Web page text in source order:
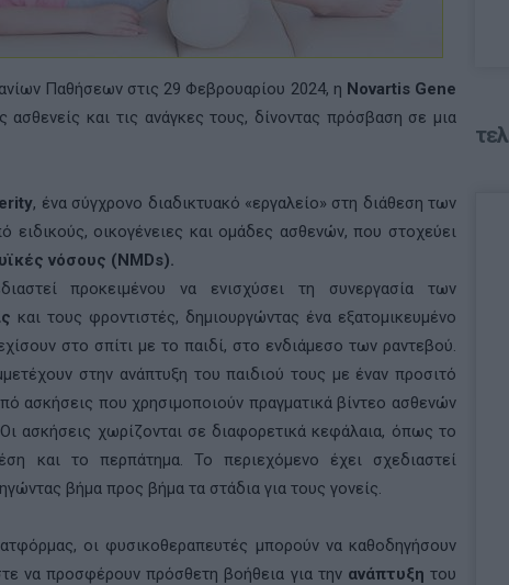
Παθήσεων στις 29 Φεβρουαρίου 2024, η Novartis Gene
ασθενείς και τις ανάγκες τους, δίνοντας πρόσβαση σε μια
, ένα σύγχρονο διαδικτυακό «εργαλείο» στη διάθεση των
ειδικούς, οικογένειες και ομάδες ασθενών, που στοχεύει
νόσους (NMDs).
προκειμένου να ενισχύσει τη συνεργασία των
και τους φροντιστές, δημιουργώντας ένα εξατομικευμένο
στο σπίτι με το παιδί, στο ενδιάμεσο των ραντεβού.
στην ανάπτυξη του παιδιού τους με έναν προσιτό
ασκήσεις που χρησιμοποιούν πραγματικά βίντεο ασθενών
ασκήσεις χωρίζονται σε διαφορετικά κεφάλαια, όπως το
και το περπάτημα. Το περιεχόμενο έχει σχεδιαστεί
βήμα προς βήμα τα στάδια για τους γονείς.
οι φυσικοθεραπευτές μπορούν να καθοδηγήσουν
να προσφέρουν πρόσθετη βοήθεια για την ανάπτυξη του